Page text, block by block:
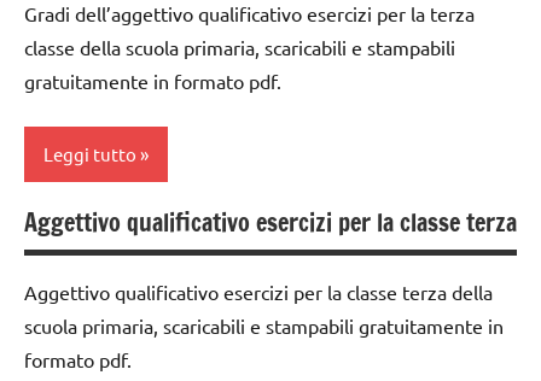
didattico
TUTTI GLI
PER ETA'
TUTTI GLI
ARTICOLI
6
anni
DOWNLOAD
italiano
LINGUAGGIO
didattico
TUTTI GLI
Gradi dell’aggettivo qualificativo esercizi per la terza
classe della scuola primaria, scaricabili e stampabili
gratuitamente in formato pdf.
Leggi tutto
classe
3a
dai
6
anni
Aggettivo qualificativo esercizi per la classe terza
Aggettivo qualificativo esercizi per la classe terza della
scuola primaria, scaricabili e stampabili gratuitamente in
formato pdf.